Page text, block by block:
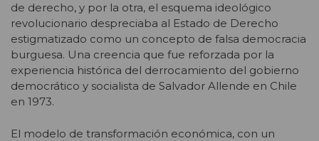
de derecho, y por la otra, el esquema ideológico
revolucionario despreciaba al Estado de Derecho
estigmatizado como un concepto de falsa democracia
burguesa. Una creencia que fue reforzada por la
experiencia histórica del derrocamiento del gobierno
democrático y socialista de Salvador Allende en Chile
en 1973.
El modelo de transformación económica, con un